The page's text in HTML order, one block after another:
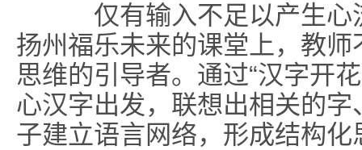
仅有输入不足以产生心
扬州福乐未来的课堂上，教
思维的引导者。通过“汉字开
心汉字出发，联想出相关的
子建立语言网络，形成结构化